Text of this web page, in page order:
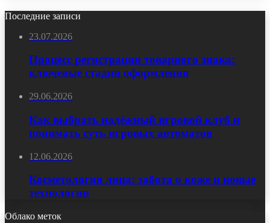
Последние записи
23.07.2026
Процесс регистрации товарного знака:
ключевые стадии оформления
29.06.2026
Как выбрать надёжный игровой клуб и
понимать суть игровых автоматов
12.06.2026
Косметология лица: забота о коже и новые
технологии
Облако меток